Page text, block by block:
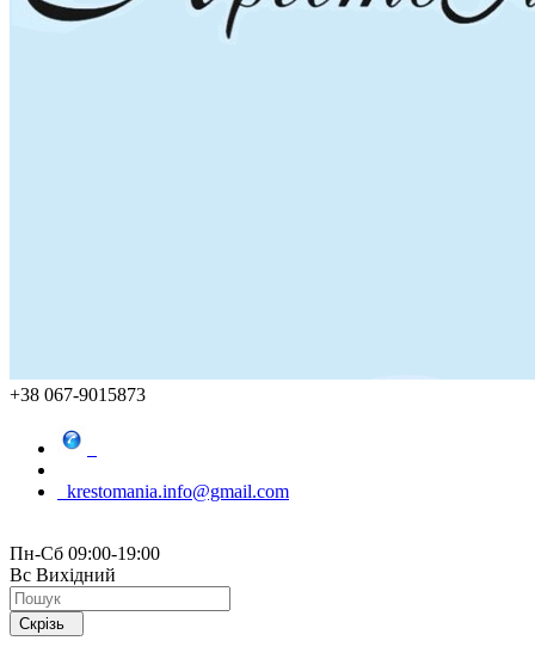
+38 067-9015873
krestomania.info@gmail.com
Пн-Сб 09:00-19:00
Вс Вихідний
Скрізь